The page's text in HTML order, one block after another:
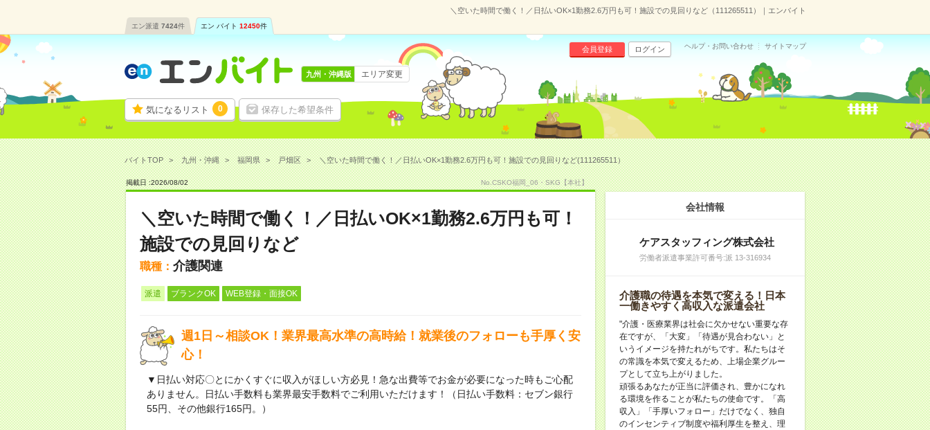
＼空いた時間で働く！／日払いOK×1勤務2.6万円も可！施設での見回りなど（111265511）｜エンバイト
エン派遣 7424件 エン バイト 12450件
気になるリスト 0 保存した希望条件
会員登録 ログイン ヘルプ・お問い合わせ サイトマップ
九州・沖縄版 エリア変更
バイトTOP 九州・沖縄 福岡県 戸畑区 ＼空いた時間で働く！／日払いOK×1勤務2.6万円も可！施設での見回りなど(111265511）
掲載日 :2026/08/02 No.CSKO福岡_06・SKG【本社】
＼空いた時間で働く！／日払いOK×1勤務2.6万円も可！
施設での見回りなど
職種： 介護関連
派遣 ブランクOK WEB登録・面接OK
週1日～相談OK！業界最高水準の高時給！就業後のフォローも手厚く安
心！
▼日払い対応〇とにかくすぐに収入がほしい方必見！急な出費等でお金が必要になった時もご心配
ありません。日払い手数料も業界最安手数料でご利用いただけます！（日払い手数料：セブン銀行
55円、その他銀行165円。）
会社情報
ケアスタッフィング株式会社
労働者派遣事業許可番号:派 13-316934
介護職の待遇を本気で変える！日本
一働きやすく高収入な派遣会社
"介護・医療業界は社会に欠かせない重要な存
在ですが、「大変」「待遇が見合わない」と
いうイメージを持たれがちです。私たちはそ
の常識を本気で変えるため、上場企業グルー
プとして立ち上がりました。
頑張るあなたが正当に評価され、豊かになれ
る環境を作ることが私たちの使命です。「高
収入」「手厚いフォロー」だけでなく、独自
のインセンティブ制度や福利厚生を整え、理